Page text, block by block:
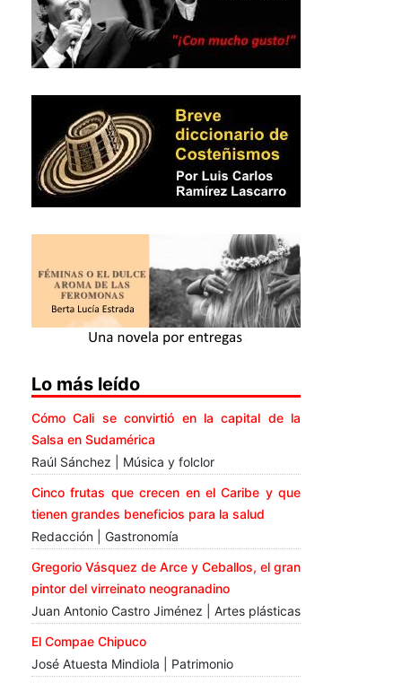
Lo más leído
Cómo Cali se convirtió en la capital de la
Salsa en Sudamérica
Raúl Sánchez | Música y folclor
Cinco frutas que crecen en el Caribe y que
tienen grandes beneficios para la salud
Redacción | Gastronomía
Gregorio Vásquez de Arce y Ceballos, el gran
pintor del virreinato neogranadino
Juan Antonio Castro Jiménez | Artes plásticas
El Compae Chipuco
José Atuesta Mindiola | Patrimonio